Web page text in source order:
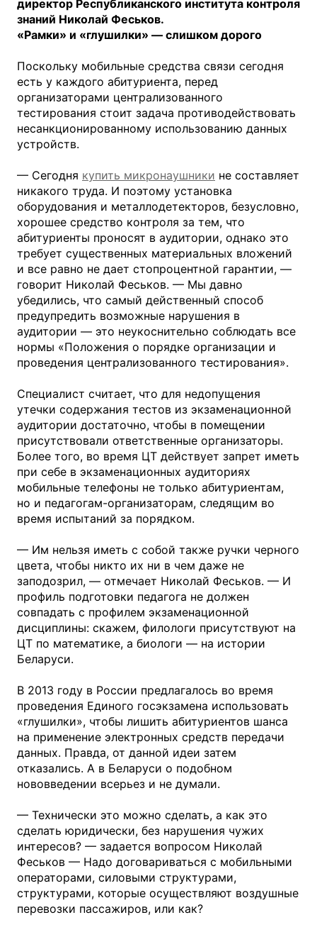
директор Республиканского института контроля
знаний Николай Феськов.
«Рамки» и «глушилки» — слишком дорого
Поскольку мобильные средства связи сегодня
есть у каждого абитуриента, перед
организаторами централизованного
тестирования стоит задача противодействовать
несанкционированному использованию данных
устройств.
— Сегодня купить микронаушники не составляет
никакого труда. И поэтому установка
оборудования и металлодетекторов, безусловно,
хорошее средство контроля за тем, что
абитуриенты проносят в аудитории, однако это
требует существенных материальных вложений
и все равно не дает стопроцентной гарантии, —
говорит Николай Феськов. — Мы давно
убедились, что самый действенный способ
предупредить возможные нарушения в
аудитории — это неукоснительно соблюдать все
нормы «Положения о порядке организации и
проведения централизованного тестирования».
Специалист считает, что для недопущения
утечки содержания тестов из экзаменационной
аудитории достаточно, чтобы в помещении
присутствовали ответственные организаторы.
Более того, во время ЦТ действует запрет иметь
при себе в экзаменационных аудиториях
мобильные телефоны не только абитуриентам,
но и педагогам-организаторам, следящим во
время испытаний за порядком.
— Им нельзя иметь с собой также ручки черного
цвета, чтобы никто их ни в чем даже не
заподозрил, — отмечает Николай Феськов. — И
профиль подготовки педагога не должен
совпадать с профилем экзаменационной
дисциплины: скажем, филологи присутствуют на
ЦТ по математике, а биологи — на истории
Беларуси.
В 2013 году в России предлагалось во время
проведения Единого госэкзамена использовать
«глушилки», чтобы лишить абитуриентов шанса
на применение электронных средств передачи
данных. Правда, от данной идеи затем
отказались. А в Беларуси о подобном
нововведении всерьез и не думали.
— Технически это можно сделать, а как это
сделать юридически, без нарушения чужих
интересов? — задается вопросом Николай
Феськов — Надо договариваться с мобильными
операторами, силовыми структурами,
структурами, которые осуществляют воздушные
перевозки пассажиров, или как?